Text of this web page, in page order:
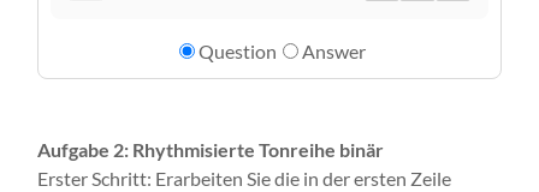
Question Answer
Aufgabe 2: Rhythmisierte Tonreihe binär
Erster Schritt: Erarbeiten Sie die in der ersten Zeile